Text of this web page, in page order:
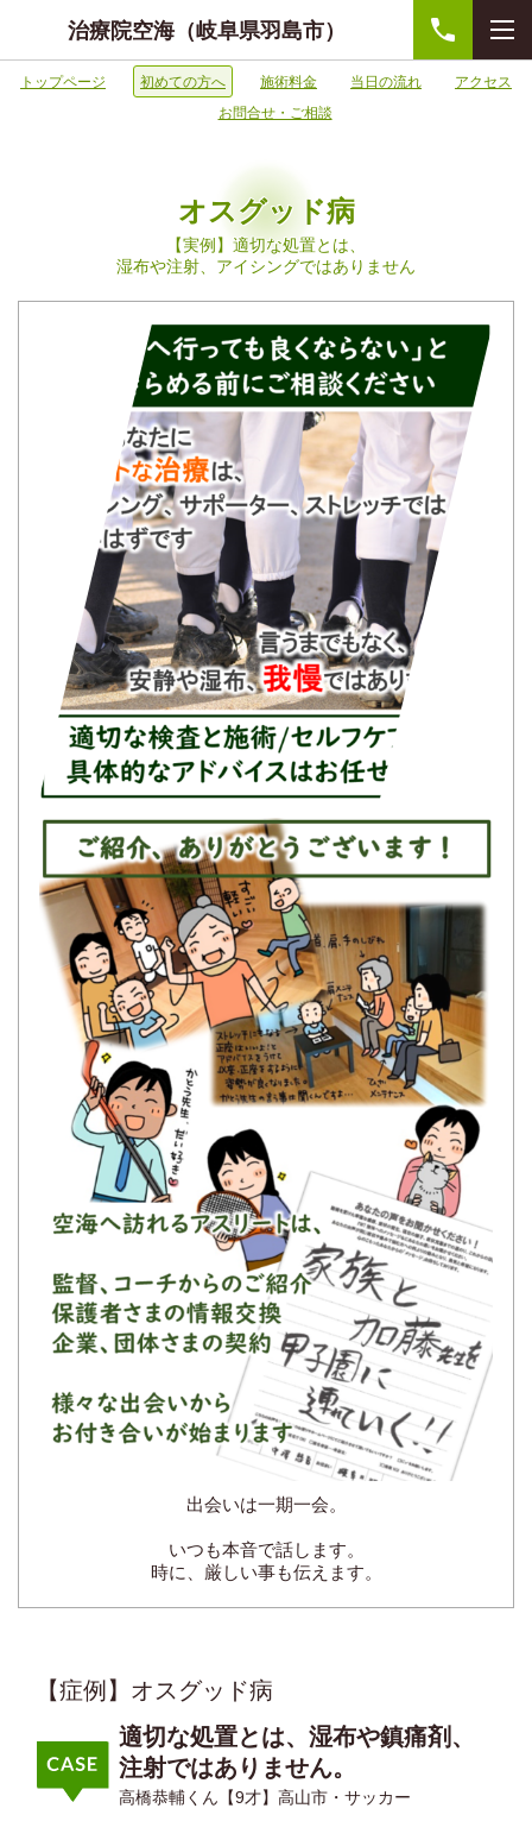
治療院空海（岐阜県羽島市）
トップページ 初めての方へ 施術料金 当日の流れ
アクセス
お問合せ・ご相談
オスグッド病
【実例】適切な処置とは、
湿布や注射、アイシングではありません
出会いは一期一会。
いつも本音で話します。
時に、厳しい事も伝えます。
【症例】オスグッド病
適切な処置とは、湿布や鎮痛剤、
注射ではありません。
高橋恭輔くん【9才】高山市・サッカー